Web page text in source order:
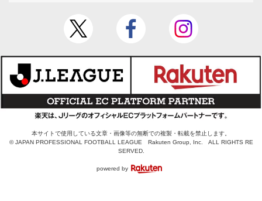
本サイトで使用している文章・画像等の無断での複製・転載を禁止します。
© JAPAN PROFESSIONAL FOOTBALL LEAGUE Rakuten Group, Inc. ALL RIGHTS RE
SERVED.
powered by